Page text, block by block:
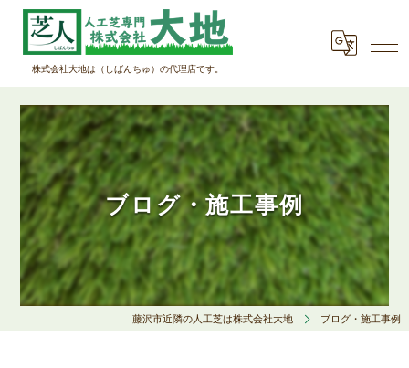
株式会社大地は（しばんちゅ）の代理店です。
ブログ・施工事例
藤沢市近隣の人工芝は株式会社大地 ブログ・施工事例